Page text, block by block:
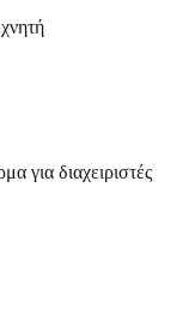
για διαχειριστές